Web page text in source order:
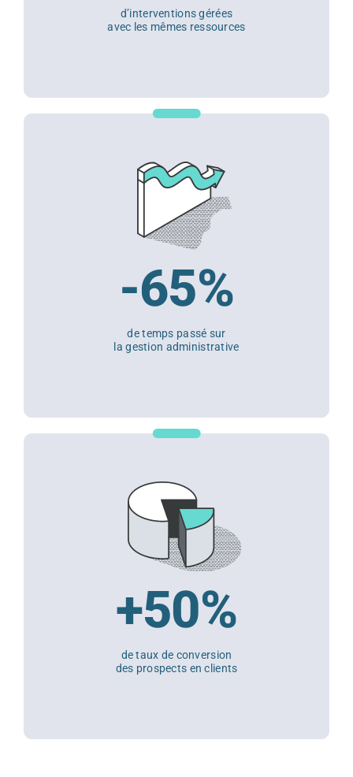
d’interventions gérées
avec les mêmes ressources
-65%
de temps passé sur
la gestion administrative
+50%
de taux de conversion
des prospects en clients